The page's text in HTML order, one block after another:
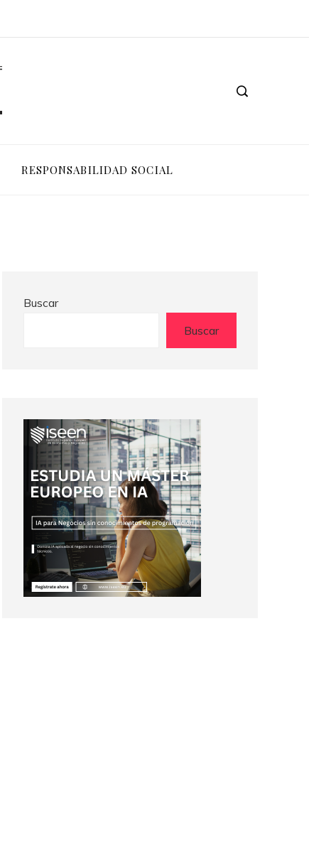
RESPONSABILIDAD SOCIAL
Buscar
Buscar